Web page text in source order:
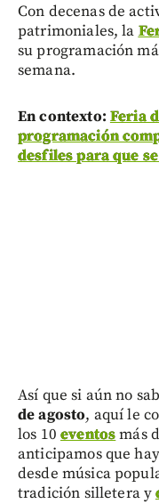
Con decenas de
patrimoniales, la
su programación
semana.
En contexto: Feria
programación
desfiles para que
Así que si aún no
de agosto, aquí le
los 10eventosmás
anticipamos que
desde música
tradición silletera y